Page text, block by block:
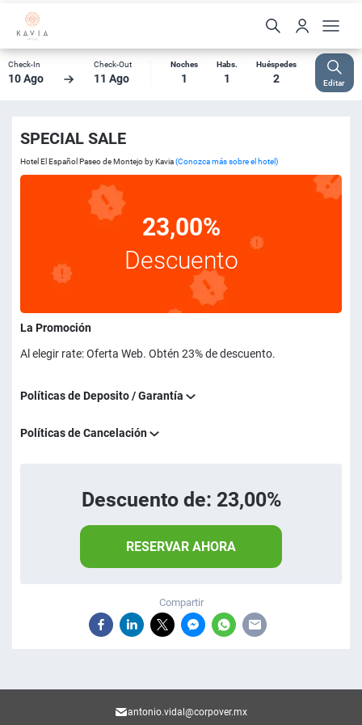
Check-In
10 Ago
Check-Out
11 Ago
Noches
1
Habs.
1
Huéspedes
2 Editar
SPECIAL SALE
Hotel El Español Paseo de Montejo by Kavia(Conozca más sobre el hotel)
23,00%
Descuento
La Promoción
Al elegir rate: Oferta Web. Obtén 23% de descuento.
Políticas de Deposito / Garantía
Políticas de Cancelación
Descuento de: 23,00%
RESERVAR AHORA
Compartir
antonio.vidal@corpover.mx